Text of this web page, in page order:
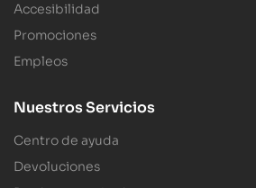
Accesibilidad
Promociones
Empleos
Nuestros Servicios
Centro de ayuda
Devoluciones